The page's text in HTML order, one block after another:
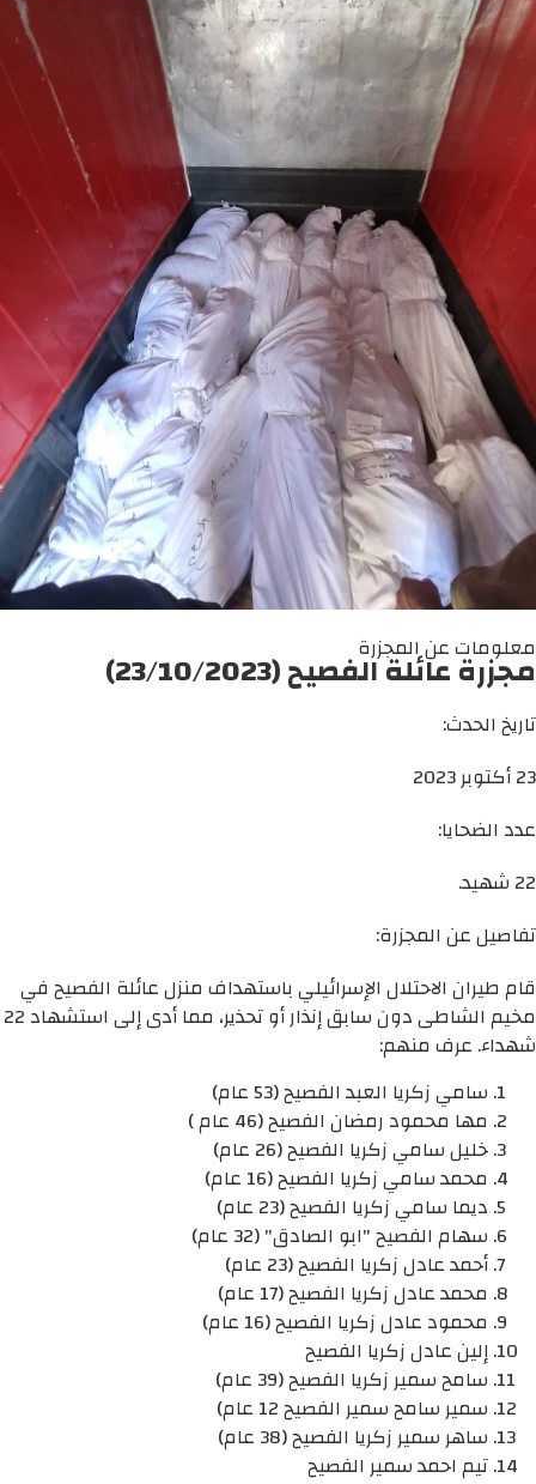
معلومات عن المجزرة
مجزرة عائلة الفصيح (23/10/2023)
تاريخ الحدث:
23 أكتوبر 2023
عدد الضحايا:
22 شهيد.
تفاصيل عن المجزرة:
قام طيران الاحتلال الإسرائيلي باستهداف منزل عائلة الفصيح في
مخيم الشاطى دون سابق إنذار أو تحذير، مما أدى إلى استشهاد 22
شهداء. عرف منهم:
سامي زكريا العبد الفصيح (53 عام)
مها محمود رمضان الفصيح (46 عام )
خليل سامي زكريا الفصيح (26 عام)
محمد سامي زكريا الفصيح (16 عام)
ديما سامي زكريا الفصيح (23 عام)
سهام الفصيح "ابو الصادق" (32 عام)
أحمد عادل زكريا الفصيح (23 عام)
محمد عادل زكريا الفصيح (17 عام)
محمود عادل زكريا الفصيح (16 عام)
إلين عادل زكريا الفصيح
سامح سمير زكريا الفصيح (39 عام)
سمير سامح سمير الفصيح 12 عام)
ساهر سمير زكريا الفصيح (38 عام)
تيم احمد سمير الفصيح